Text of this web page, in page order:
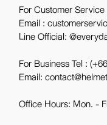
For Customer
Email :
Line Official:
For Business Tel :
Email:
Office Hours: Mon. -